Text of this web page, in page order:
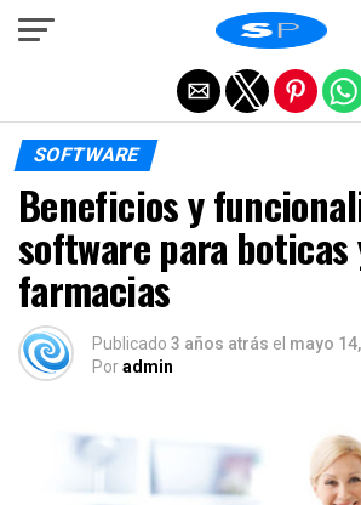
SOFTWARE
Beneficios y
software para boticas
farmacias
Publicado 3 años atrás el mayo
Poradmin
Salir de la versión